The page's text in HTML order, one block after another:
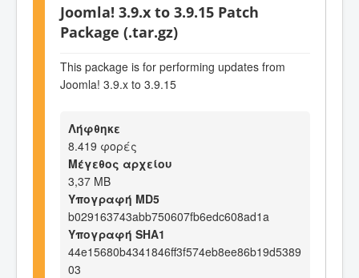
Joomla! 3.9.x to 3.9.15 Patch
Package (.tar.gz)
This package is for performing updates from
Joomla! 3.9.x to 3.9.15
Λήφθηκε
8.419 φορές
Μέγεθος αρχείου
3,37 MB
Υπογραφή MD5
b029163743abb750607fb6edc608ad1a
Υπογραφή SHA1
44e15680b4341846ff3f574eb8ee86b19d5389
03